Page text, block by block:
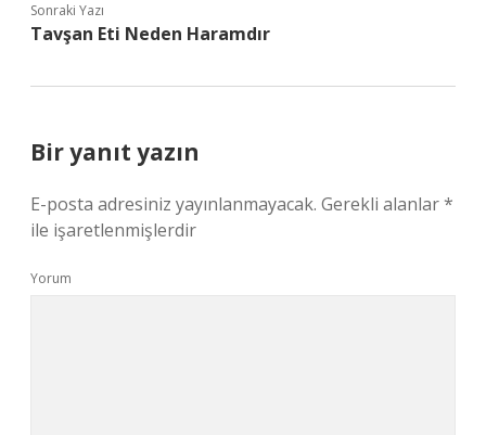
Sonraki Yazı
Tavşan Eti Neden Haramdır
Bir yanıt yazın
E-posta adresiniz yayınlanmayacak. Gerekli alanlar*
ile işaretlenmişlerdir
Yorum